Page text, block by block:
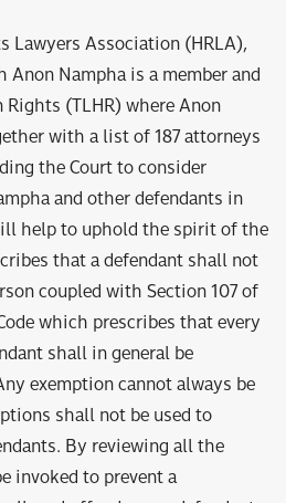
Lawyers Association (HRLA),
Nampha is a member and
(TLHR) where Anon
with a list of 187 attorneys
the Court to consider
and other defendants in
help to uphold the spirit of the
that a defendant shall not
coupled with Section 107 of
which prescribes that every
shall in general be
exemption cannot always be
shall not be used to
By reviewing all the
invoked to prevent a